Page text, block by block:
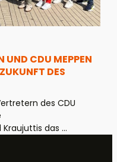
UND CDU MEPPEN
DES
des CDU
das ...